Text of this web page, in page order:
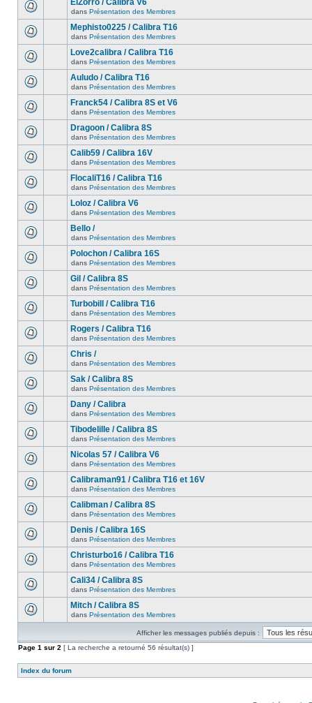
ElZorro / Calibra V6
dans Présentation des Membres
Mephisto0225 / Calibra T16
dans Présentation des Membres
Love2calibra / Calibra T16
dans Présentation des Membres
Auludo / Calibra T16
dans Présentation des Membres
Franck54 / Calibra 8S et V6
dans Présentation des Membres
Dragoon / Calibra 8S
dans Présentation des Membres
Calib59 / Calibra 16V
dans Présentation des Membres
FlocaliT16 / Calibra T16
dans Présentation des Membres
Loloz / Calibra V6
dans Présentation des Membres
Bello /
dans Présentation des Membres
Polochon / Calibra 16S
dans Présentation des Membres
Gil / Calibra 8S
dans Présentation des Membres
Turbobill / Calibra T16
dans Présentation des Membres
Rogers / Calibra T16
dans Présentation des Membres
Chris /
dans Présentation des Membres
Sak / Calibra 8S
dans Présentation des Membres
Dany / Calibra
dans Présentation des Membres
Tibodelille / Calibra 8S
dans Présentation des Membres
Nicolas 57 / Calibra V6
dans Présentation des Membres
Calibraman91 / Calibra T16 et 16V
dans Présentation des Membres
Calibman / Calibra 8S
dans Présentation des Membres
Denis / Calibra 16S
dans Présentation des Membres
Christurbo16 / Calibra T16
dans Présentation des Membres
Cali34 / Calibra 8S
dans Présentation des Membres
Mitch / Calibra 8S
dans Présentation des Membres
Afficher les messages publiés depuis :
Page 1 sur 2 [ La recherche a retourné 56 résultat(s) ]
Index du forum